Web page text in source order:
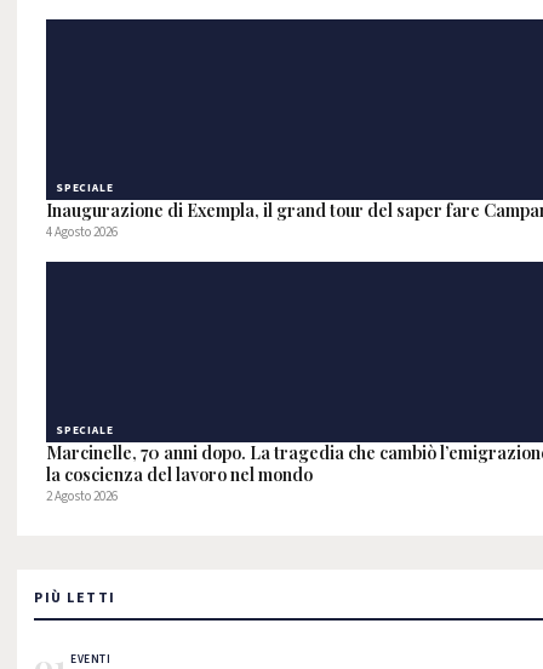
SPECIALE
Inaugurazione di Exempla, il grand tour del saper fare
4 Agosto 2026
SPECIALE
Marcinelle, 70 anni dopo. La tragedia che cambiò
la coscienza del lavoro nel mondo
2 Agosto 2026
PIÙ LETTI
EVENTI